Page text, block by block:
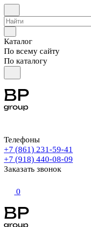
Каталог
По всему сайту
По каталогу
Телефоны
+7 (861) 231-59-41
+7 (918) 440-08-09
Заказать звонок
0